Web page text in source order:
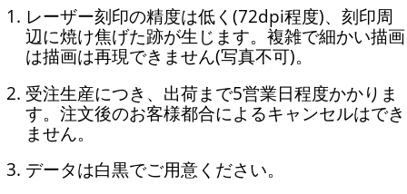
レーザー刻印の精度は低く(72dpi程度)、刻印周
辺に焼け焦げた跡が生じます。複雑で細かい描画
は描画は再現できません(写真不可)。
受注生産につき、出荷まで5営業日程度かかりま
す。注文後のお客様都合によるキャンセルはでき
ません。
データは白黒でご用意ください。